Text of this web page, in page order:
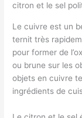
citron et le sel
Le cuivre est un
ternit très
pour former de
ou brune sur les
objets en cuivre
ingrédients de